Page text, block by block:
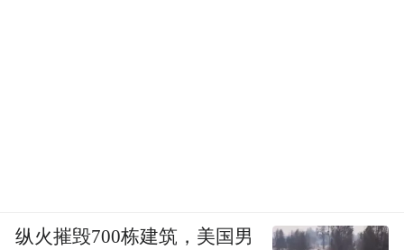
纵火摧毁700栋建筑，美国男